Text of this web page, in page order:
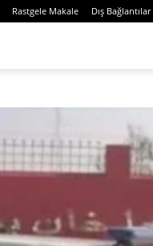
Rastgele Makale Dış Bağlantılar